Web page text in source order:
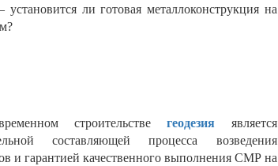
ли готовая металлоконструкция на
строительствегеодезия является
составляющей процесса возведения
и гарантией качественного выполнения СМР на